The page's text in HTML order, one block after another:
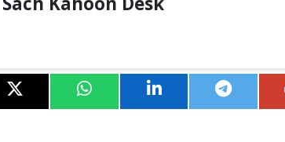
Sach Kahoon Desk